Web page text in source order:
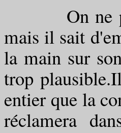
On ne peut
mais il sait
la main sur
trop
entier que la
réclamera